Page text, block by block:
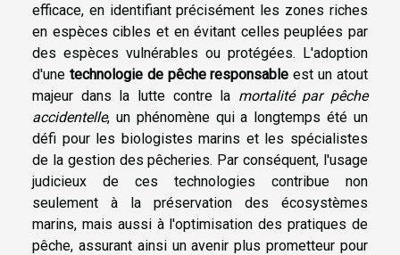
efficace, en identifiant précisément les zones riches
en espèces cibles et en évitant celles peuplées par
des espèces vulnérables ou protégées. L'adoption
d'une technologie de pêche responsable est un atout
majeur dans la lutte contre la mortalité par pêche
accidentelle, un phénomène qui a longtemps été un
défi pour les biologistes marins et les spécialistes
de la gestion des pêcheries. Par conséquent, l'usage
judicieux de ces technologies contribue non
seulement à la préservation des écosystèmes
marins, mais aussi à l'optimisation des pratiques de
pêche, assurant ainsi un avenir plus prometteur pour